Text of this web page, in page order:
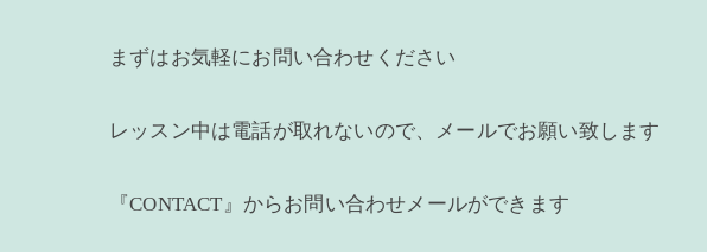
まずはお気軽にお問い合わせください
レッスン中は電話が取れないので、メールでお願い致します
『CONTACT』からお問い合わせメールができます